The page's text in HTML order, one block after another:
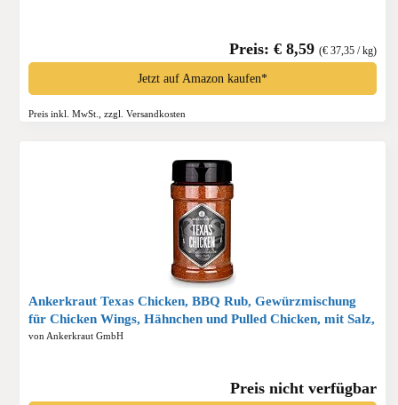
Preis: € 8,59(€ 37,35 / kg)
Jetzt auf Amazon kaufen*
Preis inkl. MwSt., zzgl. Versandkosten
Ankerkraut Texas Chicken, BBQ Rub, Gewürzmischung
für Chicken Wings, Hähnchen und Pulled Chicken, mit Salz,
Pfeffer, Zwiebel und Knoblauch, 230 g im Streuer*
von Ankerkraut GmbH
Preis nicht verfügbar